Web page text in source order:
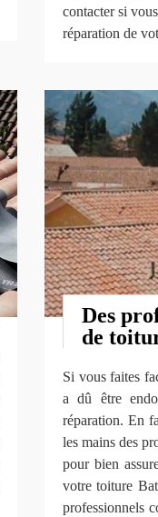
contacter si
réparation de
Des
de
Si vous faites
a dû être
réparation. En
les mains des
pour bien
votre toiture
professionnels